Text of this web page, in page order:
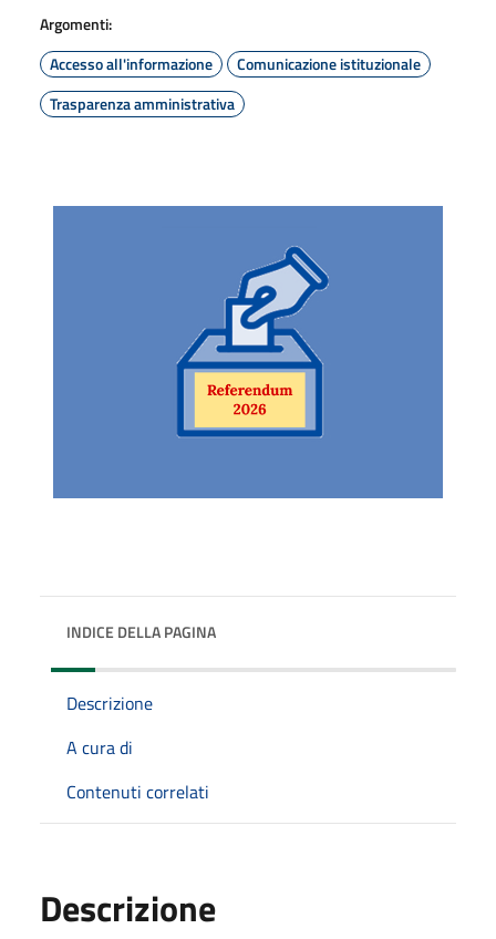
Argomenti:
Accesso all'informazione
Comunicazione istituzionale
Trasparenza amministrativa
INDICE DELLA PAGINA
Descrizione
A cura di
Contenuti correlati
Descrizione